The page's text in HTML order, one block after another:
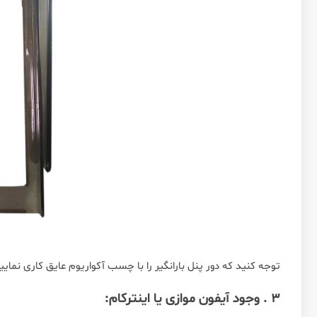
توجه کنید که دور پنل بارانگیر را با چسب آکواریوم عایق کاری
3 . وجود آیفون موازی یا اینترکام: